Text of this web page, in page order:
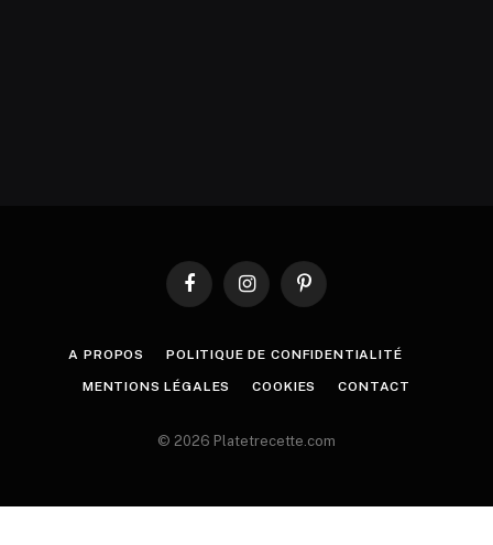
FacebookInstagramPinterest
A PROPOS POLITIQUE DE CONFIDENTIALITÉ
MENTIONS LÉGALES COOKIES CONTACT
© 2026 Platetrecette.com